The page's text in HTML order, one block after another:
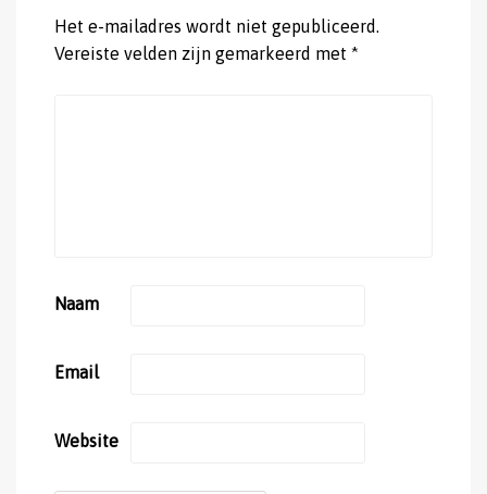
Het e-mailadres wordt niet gepubliceerd.
Vereiste velden zijn gemarkeerd met *
Naam
Email
Website